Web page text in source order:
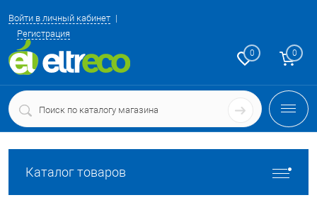
Войти в личный кабинет
Регистрация
0 0
Каталог товаров